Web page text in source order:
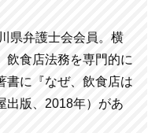
県弁護士会会員。横
飲食店法務を専門的に
書に『なぜ、飲食店は
出版、2018年）があ